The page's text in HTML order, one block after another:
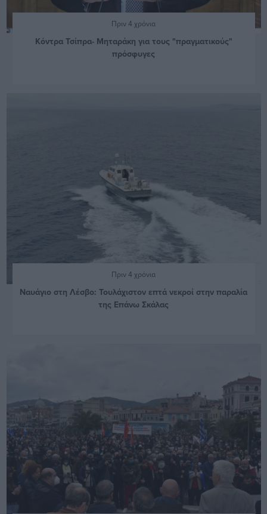
Πριν 4 χρόνια
Κόντρα Τσίπρα- Μηταράκη για τους "πραγματικούς"
πρόσφυγες
Πριν 4 χρόνια
Ναυάγιο στη Λέσβο: Τουλάχιστον επτά νεκροί στην παραλία
της Επάνω Σκάλας